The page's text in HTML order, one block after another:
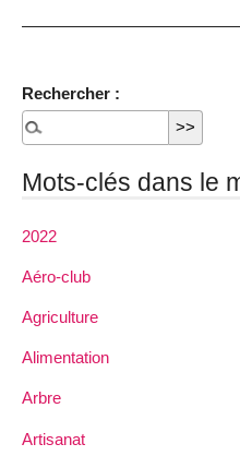
Rechercher :
Mots-clés dans le
2022
Aéro-club
Agriculture
Alimentation
Arbre
Artisanat